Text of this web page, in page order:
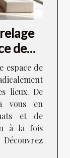
de
espace de
lieux. De
vous en
et de
à la fois